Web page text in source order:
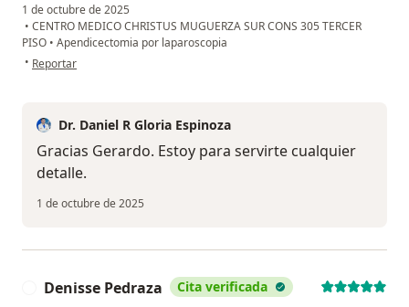
1 de octubre de 2025
• CENTRO MEDICO CHRISTUS MUGUERZA SUR CONS 305 TERCER
PISO • Apendicectomia por laparoscopia
• en opinión del usuario Gerardo Angulo
Reportar
Dr. Daniel R Gloria Espinoza
Gracias Gerardo. Estoy para servirte cualquier
detalle.
1 de octubre de 2025
Denisse Pedraza Cita verificada